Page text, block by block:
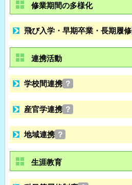
修業期間の多様化
飛び入学・早期卒業・長期履修
連携活動
学校間連携 ？
産官学連携 ？
地域連携 ？
生涯教育